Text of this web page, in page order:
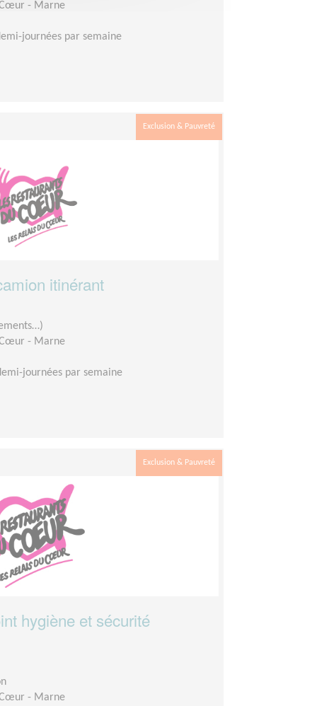
Cœur - Marne
journées par semaine
Exclusion & Pauvreté
itinérant
Cœur - Marne
journées par semaine
Exclusion & Pauvreté
hygiène et sécurité
Cœur - Marne